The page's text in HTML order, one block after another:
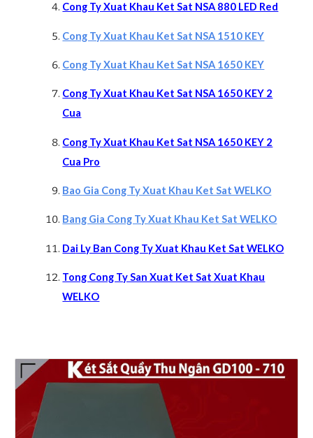
Cong Ty Xuat Khau Ket Sat NSA 880 LED Red
Cong Ty Xuat Khau Ket Sat NSA 1510 KEY
Cong Ty Xuat Khau Ket Sat NSA 1650 KEY
Cong Ty Xuat Khau Ket Sat NSA 1650 KEY 2
Cua
Cong Ty Xuat Khau Ket Sat NSA 1650 KEY 2
Cua Pro
Bao Gia Cong Ty Xuat Khau Ket Sat WELKO
Bang Gia Cong Ty Xuat Khau Ket Sat WELKO
Dai Ly Ban Cong Ty Xuat Khau Ket Sat WELKO
Tong Cong Ty San Xuat Ket Sat Xuat Khau
WELKO